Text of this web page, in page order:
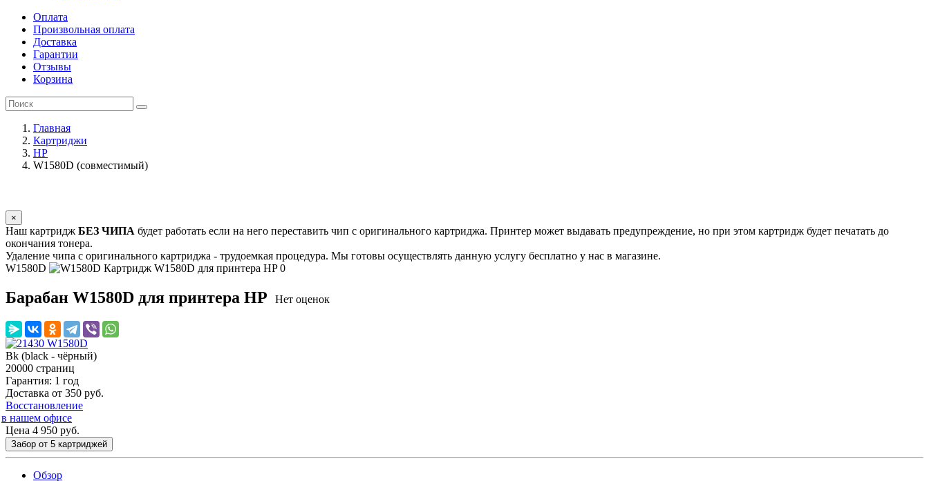
Оплата
Произвольная оплата
Доставка
Гарантии
Отзывы
Корзина
Главная
Картриджи
HP
W1580D (совместимый)
×
Наш картридж БЕЗ ЧИПА будет работать если на него переставить чип с оригинального картриджа. Принтер может выдавать предупреждение, но при этом картридж будет печатать до
окончания тонера.
Удаление чипа с оригинального картриджа - трудоемкая процедура. Мы готовы осуществлять данную услугу бесплатно у нас в магазине.
W1580D
Картридж W1580D для принтера HP 0
Барабан W1580D для принтера HP Нет оценок
Bk (black - чёрный)
20000 страниц
Гарантия: 1 год
Доставка от 350 руб.
Восстановление
в нашем офисе
Цена 4 950 руб.
Забор от 5 картриджей
Обзор